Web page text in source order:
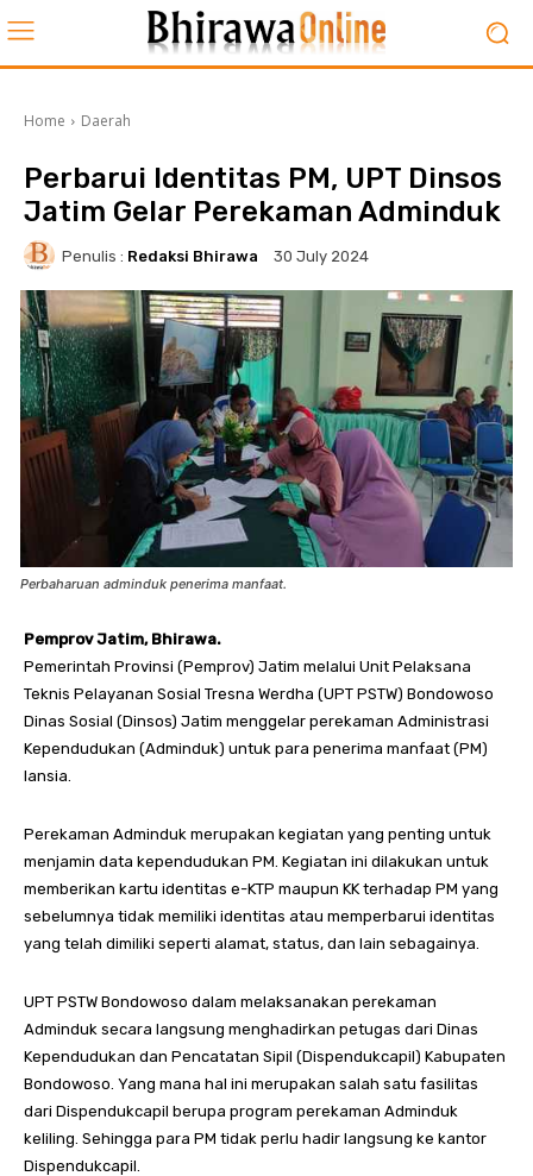
Home Daerah
Perbarui Identitas PM, UPT Dinsos
Jatim Gelar Perekaman Adminduk
Penulis : Redaksi Bhirawa 30 July 2024
Perbaharuan adminduk penerima manfaat.
Pemprov Jatim, Bhirawa.
Pemerintah Provinsi (Pemprov) Jatim melalui Unit Pelaksana
Teknis Pelayanan Sosial Tresna Werdha (UPT PSTW) Bondowoso
Dinas Sosial (Dinsos) Jatim menggelar perekaman Administrasi
Kependudukan (Adminduk) untuk para penerima manfaat (PM)
lansia.
Perekaman Adminduk merupakan kegiatan yang penting untuk
menjamin data kependudukan PM. Kegiatan ini dilakukan untuk
memberikan kartu identitas e-KTP maupun KK terhadap PM yang
sebelumnya tidak memiliki identitas atau memperbarui identitas
yang telah dimiliki seperti alamat, status, dan lain sebagainya.
UPT PSTW Bondowoso dalam melaksanakan perekaman
Adminduk secara langsung menghadirkan petugas dari Dinas
Kependudukan dan Pencatatan Sipil (Dispendukcapil) Kabupaten
Bondowoso. Yang mana hal ini merupakan salah satu fasilitas
dari Dispendukcapil berupa program perekaman Adminduk
keliling. Sehingga para PM tidak perlu hadir langsung ke kantor
Dispendukcapil.